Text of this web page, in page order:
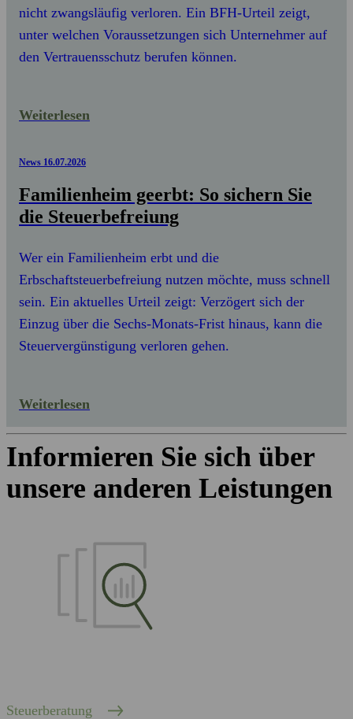
nicht zwangsläufig verloren. Ein BFH-Urteil zeigt,
unter welchen Voraussetzungen sich Unternehmer auf
den Vertrauensschutz berufen können.
Weiterlesen
News 16.07.2026
Familienheim geerbt: So sichern Sie
die Steuerbefreiung
Wer ein Familienheim erbt und die
Erbschaftsteuerbefreiung nutzen möchte, muss schnell
sein. Ein aktuelles Urteil zeigt: Verzögert sich der
Einzug über die Sechs-Monats-Frist hinaus, kann die
Steuervergünstigung verloren gehen.
Weiterlesen
Informieren Sie sich über
unsere anderen Leistungen
Steuerberatung